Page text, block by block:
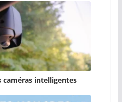
caméras intelligentes